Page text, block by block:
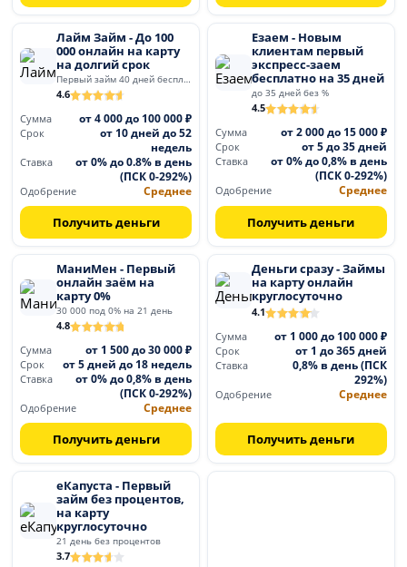
Лайм Займ - До 100
000 онлайн на карту
на долгий срок
Первый займ 40 дней бесплатно
4.6
Сумма
от 4 000 до 100 000 ₽
Срок
от 10 дней до 52
недель
Ставка
от 0% до 0.8% в день
(ПСК 0-292%)
Одобрение Среднее
Получить деньги
Езаем - Новым
клиентам первый
экспресс-заем
бесплатно на 35 дней
до 35 дней без %
4.5
Сумма
от 2 000 до 15 000 ₽
Срок от 5 до 35 дней
Ставка
от 0% до 0,8% в день
(ПСК 0-292%)
Одобрение Среднее
Получить деньги
МаниМен - Первый
онлайн заём на
карту 0%
30 000 под 0% на 21 день
4.8
Сумма
от 1 500 до 30 000 ₽
Срок от 5 дней до 18 недель
Ставка
от 0% до 0,8% в день
(ПСК 0-292%)
Одобрение Среднее
Получить деньги
Деньги сразу - Займы
на карту онлайн
круглосуточно
4.1
Сумма
от 1 000 до 100 000 ₽
Срок от 1 до 365 дней
Ставка
0,8% в день (ПСК
292%)
Одобрение Среднее
Получить деньги
еКапуста - Первый
займ без процентов,
на карту
круглосуточно
21 день без процентов
3.7